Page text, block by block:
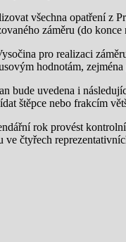
všechna opatření z
záměru (do konce
pro realizaci
hodnotám,
bude uvedena i
štěpce nebo frakcím
rok provést
ve čtyřech